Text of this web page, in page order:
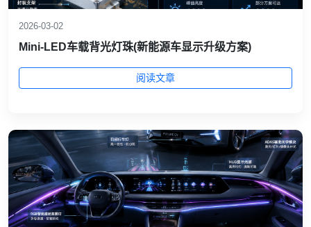
2026-03-02
Mini‑LED车载背光灯珠(新能源车显示升级方案)
阅读文章